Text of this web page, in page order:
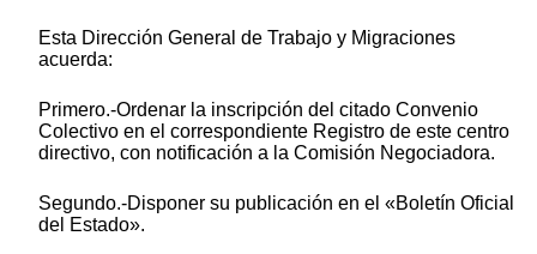
Esta Dirección General de Trabajo y Migraciones
acuerda:
Primero.-Ordenar la inscripción del citado Convenio
Colectivo en el correspondiente Registro de este centro
directivo, con notificación a la Comisión Negociadora.
Segundo.-Disponer su publicación en el «Boletín Oficial
del Estado».